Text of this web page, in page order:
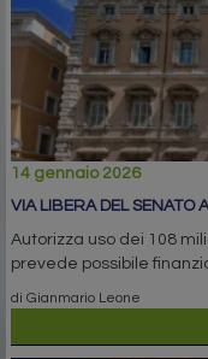
14 gennaio 2026
VIA LIBERA DEL SENATO
Autorizza uso dei 108
prevede possibile
di Gianmario Leone